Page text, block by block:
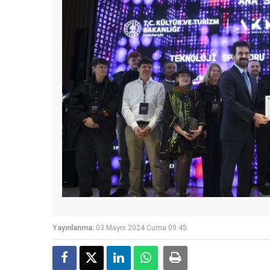
Yayınlanma: 03 Mayıs 2024 Cuma 09:45